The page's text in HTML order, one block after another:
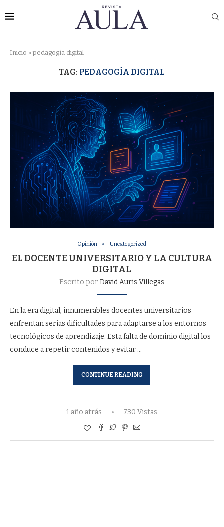
Inicio » pedagogía digital
TAG: PEDAGOGÍA DIGITAL
Opinión Uncategorized
EL DOCENTE UNIVERSITARIO Y LA CULTURA
DIGITAL
Escrito porDavid Auris Villegas
En la era digital, innumerables docentes universitarios
enfrentan serias dificultades para adaptarse a los entornos
tecnológicos de aprendizaje. Esta falta de dominio digital los
conduce a repetir contenidos y evitar …
CONTINUE READING
1 año atrás 730 Vistas